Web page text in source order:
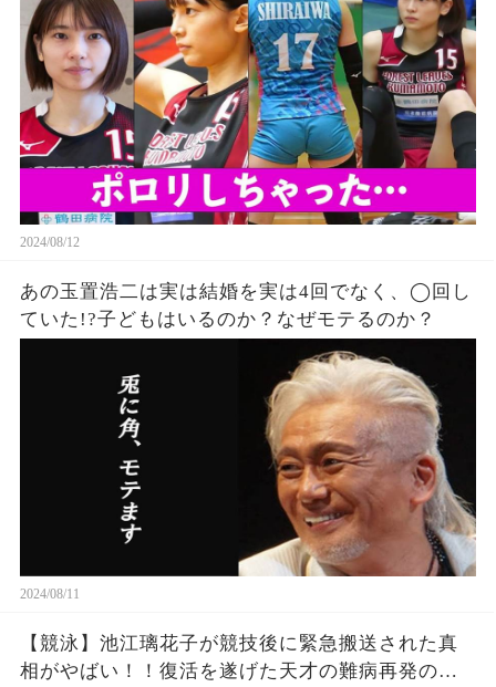
ない…
2024/08/12
あの玉置浩二は実は結婚を実は4回でなく、◯回し
ていた!?子どもはいるのか？なぜモテるのか？
2024/08/11
【競泳】池江璃花子が競技後に緊急搬送された真
相がやばい！！復活を遂げた天才の難病再発の可